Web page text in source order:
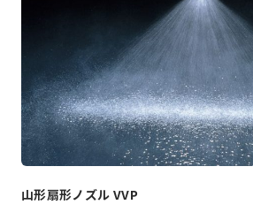
山形扇形ノズル VVP